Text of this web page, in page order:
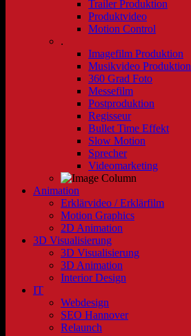
Trailer Produktion
Produktvideo
Motion Control
.
Imagefilm Produktion
Musikvideo Produktion
360 Grad Foto
Messefilm
Postproduktion
Regisseur
Bullet Time Effekt
Slow Motion
Sprecher
Videomarketing
Animation
Erklärvideo / Erklärfilm
Motion Graphics
2D Animation
3D Visualisierung
3D Visualisierung
3D Animation
Interior Design
IT
Webdesign
SEO Hannover
Relaunch